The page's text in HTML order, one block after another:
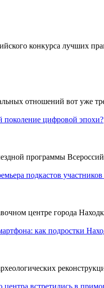
конкурса лучших
отношений вот уже
поколение цифровой эпохи?
программы
подкастов
центре города
как подростки